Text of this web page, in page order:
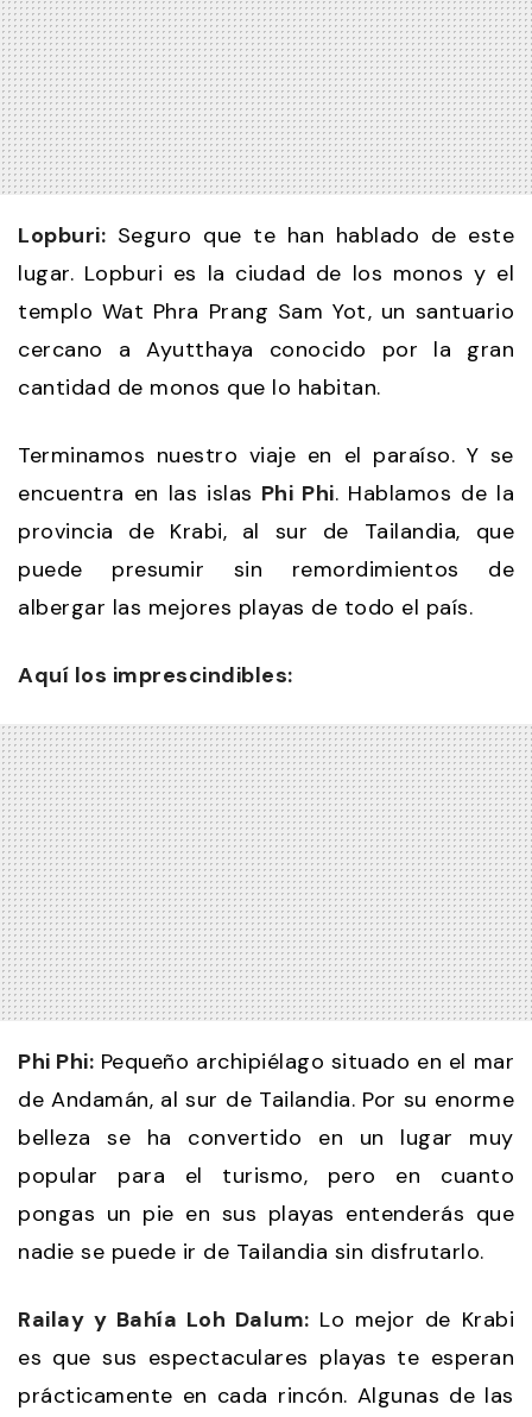
Lopburi: Seguro que te han hablado de este
lugar. Lopburi es la ciudad de los monos y el
templo Wat Phra Prang Sam Yot, un santuario
cercano a Ayutthaya conocido por la gran
cantidad de monos que lo habitan.
Terminamos nuestro viaje en el paraíso. Y se
encuentra en las islas Phi Phi. Hablamos de la
provincia de Krabi, al sur de Tailandia, que
puede presumir sin remordimientos de
albergar las mejores playas de todo el país.
Aquí los imprescindibles:
Phi Phi: Pequeño archipiélago situado en el mar
de Andamán, al sur de Tailandia. Por su enorme
belleza se ha convertido en un lugar muy
popular para el turismo, pero en cuanto
pongas un pie en sus playas entenderás que
nadie se puede ir de Tailandia sin disfrutarlo.
Railay y Bahía Loh Dalum: Lo mejor de Krabi
es que sus espectaculares playas te esperan
prácticamente en cada rincón. Algunas de las